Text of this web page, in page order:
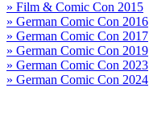
» Film & Comic Con 2015
» German Comic Con 2016
» German Comic Con 2017
» German Comic Con 2019
» German Comic Con 2023
» German Comic Con 2024